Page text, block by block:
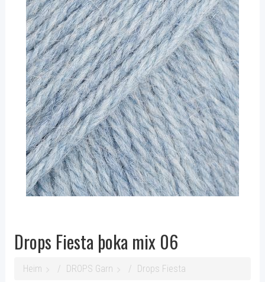
Drops Fiesta þoka mix 06
Heim DROPS Garn Drops Fiesta